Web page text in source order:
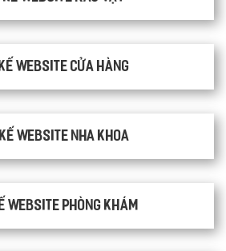
website cửa hàng
website nha khoa
website phòng khám